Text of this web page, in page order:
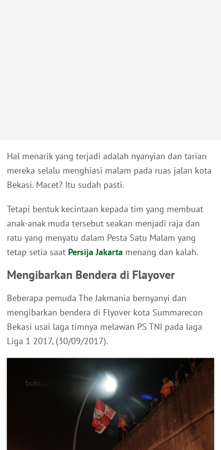
Hal menarik yang terjadi adalah nyanyian dan tarian
mereka selalu menghiasi malam pada ruas jalan kota
Bekasi. Macet? Itu sudah pasti.
Tetapi bentuk kecintaan kepada tim yang membuat
anak-anak muda tersebut seakan menjadi raja dan
ratu yang menyatu dalam Pesta Satu Malam yang
tetap setia saat Persija Jakarta menang dan kalah.
Mengibarkan Bendera di Flayover
Beberapa pemuda The Jakmania bernyanyi dan
mengibarkan bendera di Flyover kota Summarecon
Bekasi usai laga timnya melawan PS TNI pada laga
Liga 1 2017, (30/09/2017).